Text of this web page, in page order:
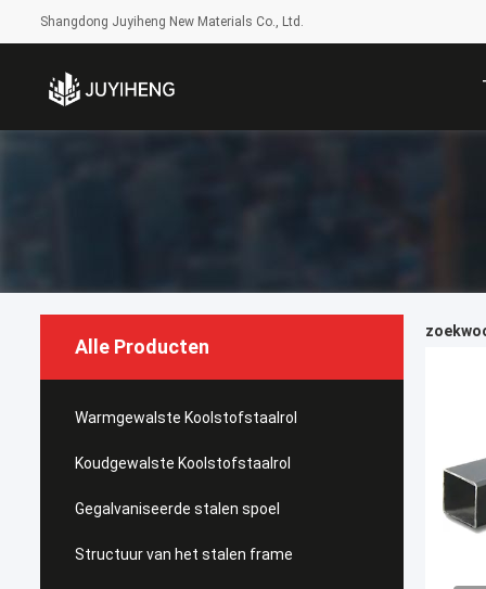
Shangdong Juyiheng New Materials Co., Ltd.
Alle Producten
Warmgewalste Koolstofstaalrol
Koudgewalste Koolstofstaalrol
Gegalvaniseerde stalen spoel
Structuur van het stalen frame